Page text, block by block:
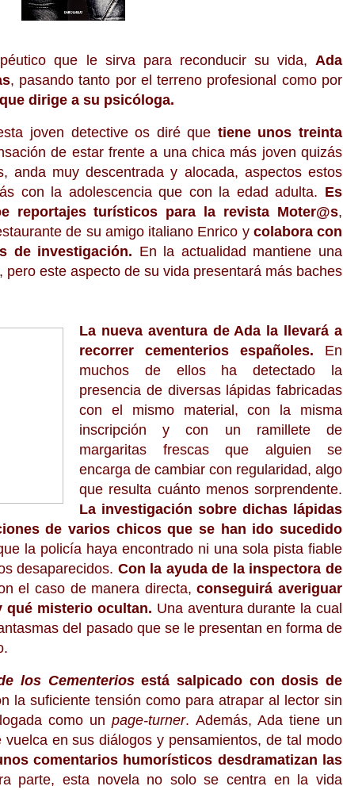
que le sirva para reconducir su vida, Ada
, pasando tanto por el terreno profesional como por
dirige a su psicóloga.
joven detective os diré que tiene unos treinta
de estar frente a una chica más joven quizás
anda muy descentrada y alocada, aspectos estos
con la adolescencia que con la edad adulta. Es
reportajes turísticos para la revista Moter@s,
de su amigo italiano Enrico y colabora con
de investigación. En la actualidad mantiene una
pero este aspecto de su vida presentará más baches
La nueva aventura de Ada la llevará a
recorrer cementerios españoles. En
muchos de ellos ha detectado la
presencia de diversas lápidas fabricadas
con el mismo material, con la misma
inscripción y con un ramillete de
margaritas frescas que alguien se
encarga de cambiar con regularidad, algo
que resulta cuánto menos sorprendente.
La investigación sobre dichas lápidas
de varios chicos que se han ido sucedido
la policía haya encontrado ni una sola pista fiable
desaparecidos. Con la ayuda de la inspectora de
el caso de manera directa,conseguirá averiguar
qué misterio ocultan. Una aventura durante la cual
del pasado que se le presentan en forma de
los Cementeriosestá salpicado con dosis de
la suficiente tensión como para atrapar al lector sin
como unpage-turner. Además, Ada tiene un
en sus diálogos y pensamientos, de tal modo
comentarios humorísticos desdramatizan las
parte, esta novela no solo se centra en la vida